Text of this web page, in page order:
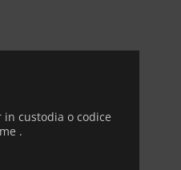
in custodia o codice
.